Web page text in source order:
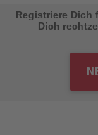
Registriere Dich
Dich